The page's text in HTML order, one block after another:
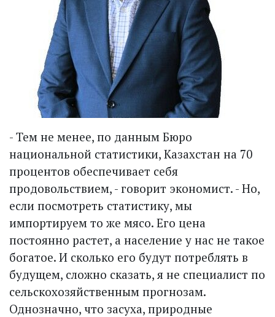
- Тем не менее, по данным Бюро
национальной статистики, Казахстан на 70
процентов обеспечивает себя
продовольствием, - говорит экономист. - Но,
если посмотреть статистику, мы
импортируем то же мясо. Его цена
постоянно растет, а население у нас не такое
богатое. И сколько его будут потреб­лять в
будущем, сложно сказать, я не специалист по
сельскохозяйственным прогнозам.
Однозначно, что засуха, природные